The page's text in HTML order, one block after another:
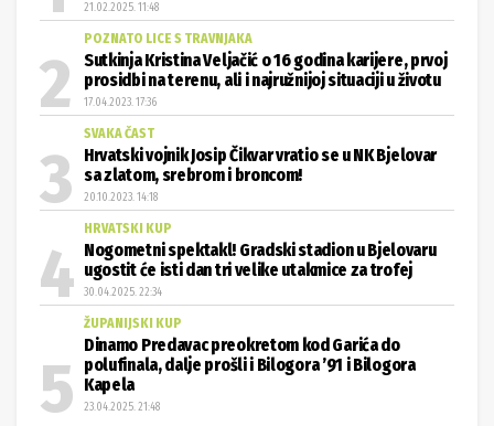
21.02.2025. 11:48
POZNATO LICE S TRAVNJAKA
Sutkinja Kristina Veljačić o 16 godina karijere, prvoj
prosidbi na terenu, ali i najružnijoj situaciji u životu
17.04.2023. 17:36
SVAKA ČAST
Hrvatski vojnik Josip Čikvar vratio se u NK Bjelovar
sa zlatom, srebrom i broncom!
20.10.2023. 14:18
HRVATSKI KUP
Nogometni spektakl! Gradski stadion u Bjelovaru
ugostit će isti dan tri velike utakmice za trofej
30.04.2025. 22:34
ŽUPANIJSKI KUP
Dinamo Predavac preokretom kod Garića do
polufinala, dalje prošli i Bilogora ’91 i Bilogora
Kapela
23.04.2025. 21:48